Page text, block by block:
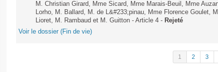
M. Christian Girard, Mme Sicard, Mme Marais-Beuil, Mme
Lorho, M. Ballard, M. de L&#233;pinau, Mme Florence Goulet,
Lioret, M. Rambaud et M. Guitton - Article 4 - Rejeté
Voir le dossier (Fin de vie)
1 2 3